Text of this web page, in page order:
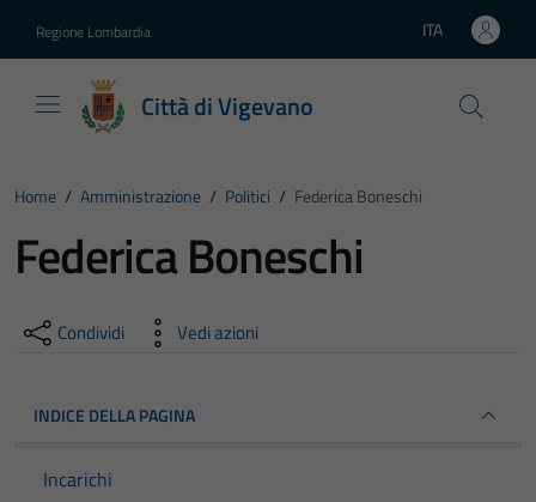
Regione Lombardia Lingua attiva:
ITA
Città di Vigevano
Home / Amministrazione / Politici / Federica Boneschi
Federica Boneschi
Condividi Vedi azioni
INDICE DELLA PAGINA
Incarichi